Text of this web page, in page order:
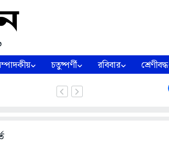
চতুষ্পর্ণী রবিবার শ্রেণীবদ্ধ